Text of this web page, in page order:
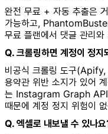
완전 무료 + 자동 추출은
가능하고,
무료 플랜에서 댓글 관리
Q. 크롤링하면 계정이 정지
비공식 크롤링 도구
용약관 위반 소지가 있어
는 Instagram Graph API(
때문에 계정 정지 위험이
Q. 엑셀로 내보낼 수 있나